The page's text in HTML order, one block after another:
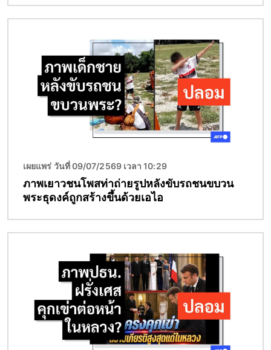
เผยแพร่ วันที่ 09/07/2569 เวลา 10:29
ภาพเยาวชนโพสท่าถ่ายรูปหลังขับรถชนขบวน
พระธุดงค์ถูกสร้างขึ้นด้วยเอไอ